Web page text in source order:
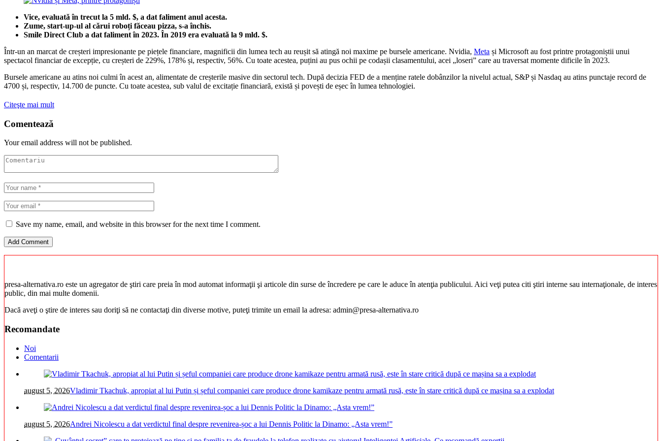
Vice, evaluată în trecut la 5 mld. $, a dat faliment anul acesta.
Zume, start-up-ul al cărui roboți făceau pizza, s-a închis.
Smile Direct Club a dat faliment în 2023. În 2019 era evaluată la 9 mld. $.
Într-un an marcat de creșteri impresionante pe piețele financiare, magnificii din lumea tech au reușit să atingă noi maxime pe bursele americane. Nvidia, Meta și Microsoft au fost printre protagoniștii unui
spectacol financiar de excepție, cu creșteri de 229%, 178% și, respectiv, 56%. Cu toate acestea, puțini au pus ochii pe codașii clasamentului, acei „loseri” care au traversat momente dificile în 2023.
Bursele americane au atins noi culmi în acest an, alimentate de creșterile masive din sectorul tech. După decizia FED de a menține ratele dobânzilor la nivelul actual, S&P și Nasdaq au atins punctaje record de
4700 și, respectiv, 14.700 de puncte. Cu toate acestea, sub valul de excitație financiară, există și povești de eșec în lumea tehnologiei.
Citeşte mai mult
Comentează
Your email address will not be published.
Save my name, email, and website in this browser for the next time I comment.
presa-alternativa.ro este un agregator de ştiri care preia în mod automat informaţii şi articole din surse de încredere pe care le aduce în atenţia publicului. Aici veţi putea citi ştiri interne sau internaţionale, de interes
public, din mai multe domenii.
Dacă aveţi o ştire de interes sau doriţi să ne contactaţi din diverse motive, puteţi trimite un email la adresa: admin@presa-alternativa.ro
Recomandate
Noi
Comentarii
august 5, 2026Vladimir Tkachuk, apropiat al lui Putin și șeful companiei care produce drone kamikaze pentru armată rusă, este în stare critică după ce mașina sa a explodat
august 5, 2026Andrei Nicolescu a dat verdictul final despre revenirea-șoc a lui Dennis Politic la Dinamo: „Asta vrem!”